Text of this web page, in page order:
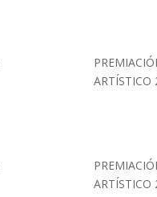
ARTÍSTICO
ARTÍSTICO